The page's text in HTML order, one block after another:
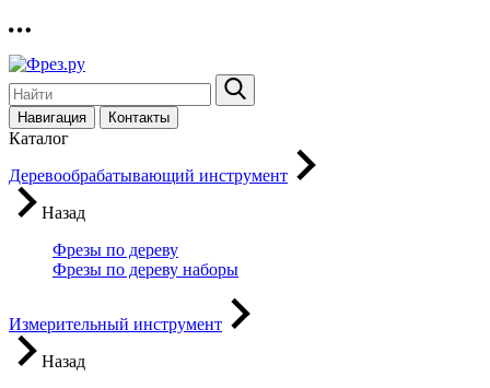
Навигация Контакты
Каталог
Деревообрабатывающий инструмент
Назад
Фрезы по дереву
Фрезы по дереву наборы
Измерительный инструмент
Назад